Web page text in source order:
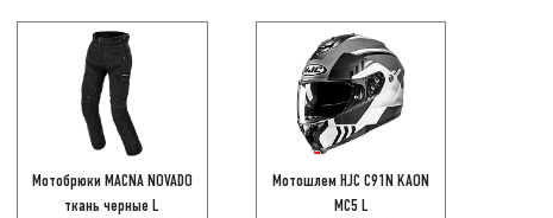
Мотобрюки MACNA NOVADO
ткань черные L
Мотошлем HJC C91N KAON
MC5 L